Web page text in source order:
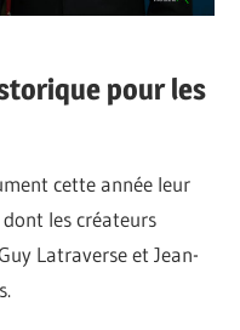
pour les
cette année leur
les créateurs
Latraverse et Jean-